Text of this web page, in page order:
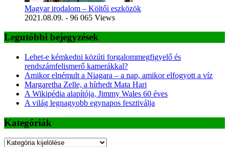
Magyar irodalom – Költői eszközök
2021.08.09. - 96 065 Views
Legutóbbi bejegyzések
Lehet-e kémkedni közúti forgalommegfigyelő és
rendszámfelismerő kamerákkal?
Amikor elnémult a Niagara – a nap, amikor elfogyott a víz
Margaretha Zelle, a hírhedt Mata Hari
A Wikipédia alapítója, Jimmy Wales 60 éves
A világ legnagyobb egynapos fesztiválja
Kategóriák
Kategóriák